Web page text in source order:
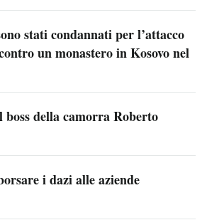
stati condannati per l’attacco
un monastero in Kosovo nel
della camorra Roberto
i dazi alle aziende